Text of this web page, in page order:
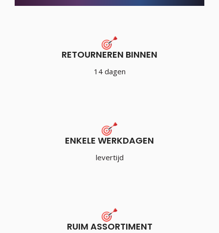
RETOURNEREN BINNEN
14 dagen
ENKELE WERKDAGEN
levertijd
RUIM ASSORTIMENT